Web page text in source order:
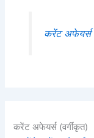
करेंट
करेंट अफेयर्स (वर्गीकृत)